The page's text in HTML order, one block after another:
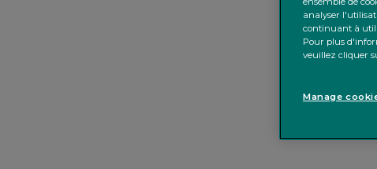
analyser
continuant à
Pour plus
veuillez cliquer
Manage